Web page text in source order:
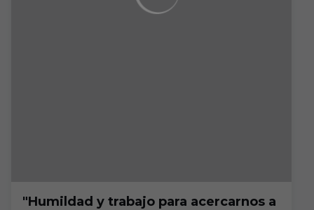
"Humildad y trabajo para acercarnos a